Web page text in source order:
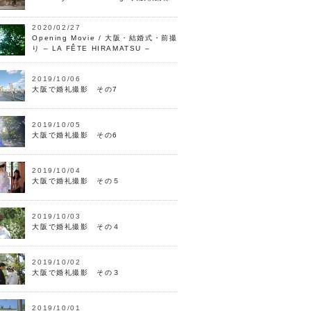
2020/02/27
Opening Movie / 大阪・結婚式・前撮
り – LA FÊTE HIRAMATSU –
2019/10/06
大阪で婚礼撮影 その7
2019/10/05
大阪で婚礼撮影 その6
2019/10/04
大阪で婚礼撮影 その５
2019/10/03
大阪で婚礼撮影 その４
2019/10/02
大阪で婚礼撮影 その３
2019/10/01